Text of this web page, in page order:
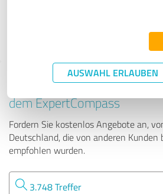
AUSWAHL ERLAUBEN
Tipp: Die passenden
dem ExpertCompass
Fordern Sie kostenlos Angebote an,
Deutschland, die von anderen
empfohlen wurden.
3.748 Treffer